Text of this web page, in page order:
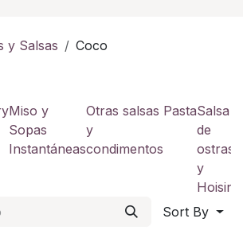
y Salsas Coco
Miso y
Sopas
Instantáneas
Otras salsas
y
condimentos
PastaSalsa
de
ostras
y
Hoisin
Sort By